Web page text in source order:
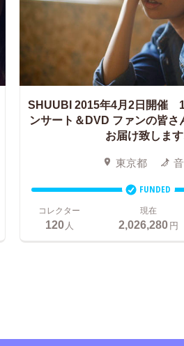
SHUUBI 2015年4月2日開催
ンサート＆DVD ファンの皆さ
お届け致します
東京都
FUNDED
コレクター
120 人
現在
2,026,280円